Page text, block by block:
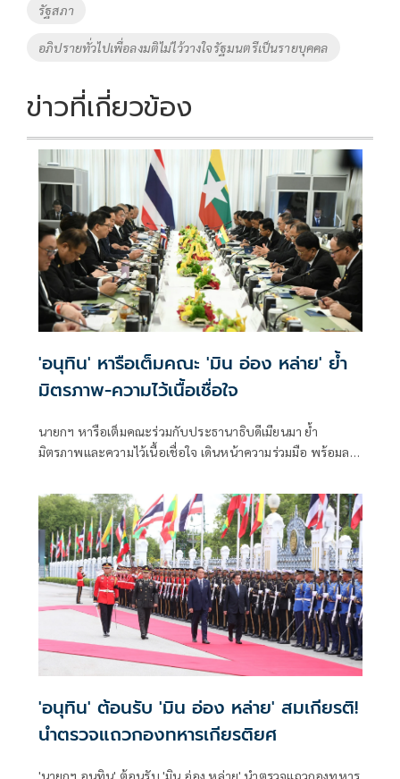
รัฐสภา
อภิปรายทั่วไปเพื่อลงมติไม่ไว้วางใจรัฐมนตรีเป็นรายบุคคล
ข่าวที่เกี่ยวข้อง
'อนุทิน' หารือเต็มคณะ 'มิน อ่อง หล่าย' ย้ำ
มิตรภาพ-ความไว้เนื้อเชื่อใจ
นายกฯ หารือเต็มคณะร่วมกับประธานาธิบดีเมียนมา ย้ำ
มิตรภาพและความไว้เนื้อเชื่อใจ เดินหน้าความร่วมมือ พร้อมลง
คุณภาพน้ำ -เทคโนโลยีอวกาศ
'อนุทิน' ต้อนรับ 'มิน อ่อง หล่าย' สมเกียรติ!
นำตรวจแถวกองทหารเกียรติยศ
'นายกฯ อนุทิน' ต้อนรับ 'มิน อ่อง หล่าย' นำตรวจแถวกองทหาร